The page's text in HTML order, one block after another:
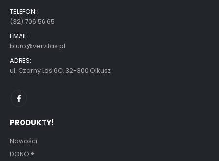
TELEFON:
(32) 706 56 65
EMAIL:
biuro@vervitas.pl
ADRES:
ul. Czarny Las 6C, 32-300 Olkusz
PRODUKTY!
Nowości
DONO ®